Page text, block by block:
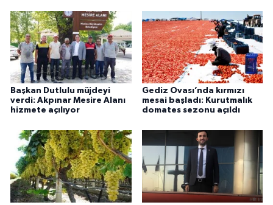
Başkan Dutlulu müjdeyi
verdi: Akpınar Mesire Alanı
hizmete açılıyor
Gediz Ovası’nda kırmızı
mesai başladı: Kurutmalık
domates sezonu açıldı